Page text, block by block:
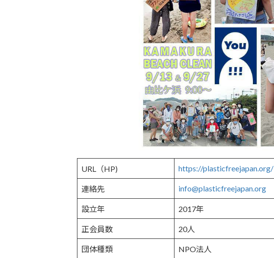
URL（HP) https://plasticfreejapan.org/
連絡先 info@plasticfreejapan.org
設立年 2017年
正会員数 20人
団体種類 NPO法人